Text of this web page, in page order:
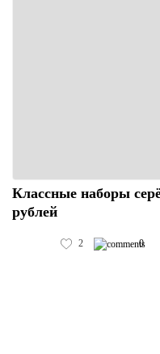
Классные наборы
рублей
2 0